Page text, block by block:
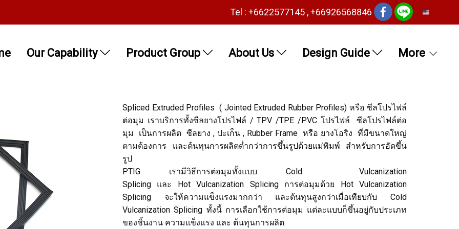
Tel : +6622577145 , +66926568846
Our Capability Product Group About Us Design Guide More
Spliced Extruded Profiles ( Jointed Extruded Rubber Profiles) หรือ ซีลโปรไฟล์
ต่อมุม เราบริการทั้งซีลยางโปรไฟล์ / TPV /TPE /PVC โปรไฟล์ ซีลโปรไฟล์ต่อ
มุม เป็นการผลิต ซีลยาง , ปะเก็น , Rubber Frame หรือ ยางโอริง ที่มีขนาดใหญ่
ตามต้องการ และต้นทุนการผลิตต่ำกว่าการขึ้นรูปด้วยแม่พิมพ์ สำหรับการอัดขึ้น
รูป
PTIG เรามีวิธีการต่อมุมทั้งแบบ Cold Vulcanization
Splicing และ Hot Vulcanization Splicing การต่อมุมด้วย Hot Vulcanization
Splicing จะให้ความแข็งแรงมากกว่า และต้นทุนสูงกว่าเมื่อเทียบกับ Cold
Vulcanization Splicing ทั้งนี้ การเลือกใช้การต่อมุม แต่ละแบบก็ขึ้นอยู่กับประเภท
ของชิ้นงาน ความแข็งแรง และ ต้นทุนการผลิต.